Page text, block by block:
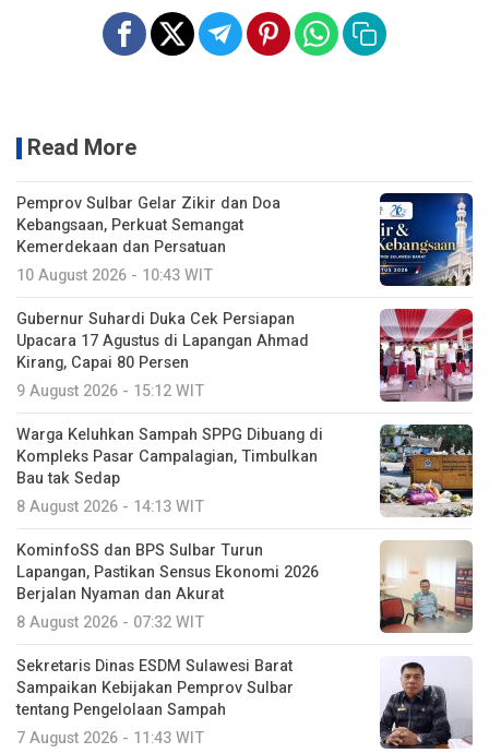
Read More
Pemprov Sulbar Gelar Zikir dan Doa
Kebangsaan, Perkuat Semangat
Kemerdekaan dan Persatuan
10 August 2026 - 10:43 WIT
Gubernur Suhardi Duka Cek Persiapan
Upacara 17 Agustus di Lapangan Ahmad
Kirang, Capai 80 Persen
9 August 2026 - 15:12 WIT
Warga Keluhkan Sampah SPPG Dibuang di
Kompleks Pasar Campalagian, Timbulkan
Bau tak Sedap
8 August 2026 - 14:13 WIT
KominfoSS dan BPS Sulbar Turun
Lapangan, Pastikan Sensus Ekonomi 2026
Berjalan Nyaman dan Akurat
8 August 2026 - 07:32 WIT
Sekretaris Dinas ESDM Sulawesi Barat
Sampaikan Kebijakan Pemprov Sulbar
tentang Pengelolaan Sampah
7 August 2026 - 11:43 WIT